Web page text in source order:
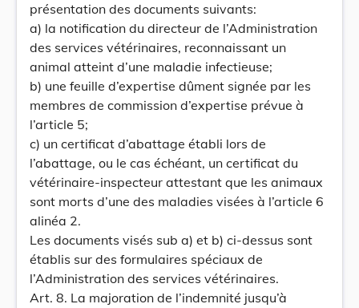
présentation des documents suivants:
a) la notification du directeur de l’Administration
des services vétérinaires, reconnaissant un
animal atteint d’une maladie infectieuse;
b) une feuille d’expertise dûment signée par les
membres de commission d’expertise prévue à
l’article 5;
c) un certificat d’abattage établi lors de
l’abattage, ou le cas échéant, un certificat du
vétérinaire-inspecteur attestant que les animaux
sont morts d’une des maladies visées à l’article 6
alinéa 2.
Les documents visés sub a) et b) ci-dessus sont
établis sur des formulaires spéciaux de
l’Administration des services vétérinaires.
Art. 8. La majoration de l’indemnité jusqu’à